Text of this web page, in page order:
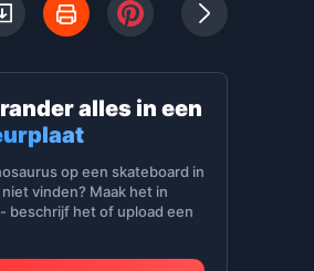
alles in een
op een skateboard in
vinden? Maak het in
beschrijf het of upload een